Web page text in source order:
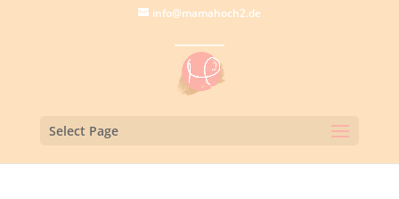
info@mamahoch2.de
Select Page